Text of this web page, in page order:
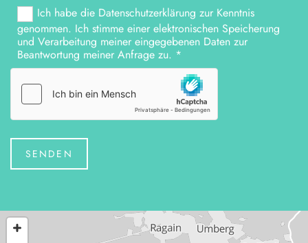
Ich habe die Datenschutzerklärung zur Kenntnis
genommen. Ich stimme einer elektronischen Speicherung
und Verarbeitung meiner eingegebenen Daten zur
Beantwortung meiner Anfrage zu. *